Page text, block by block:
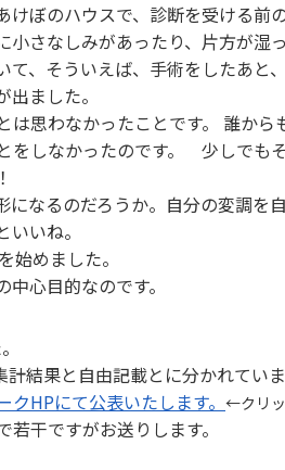
けぼのハウスで、診断を受ける前
小さなしみがあったり、片方が湿
て、そういえば、手術をしたあと
ました。
は思わなかったことです。 誰か
をしなかったのです。 少しでも
なるのだろうか。自分の変調を
いね。
始めました。
心目的なのです。
結果と自由記載とに分かれていま
HPにて公表いたします。 ←クリ
干ですがお送りします。